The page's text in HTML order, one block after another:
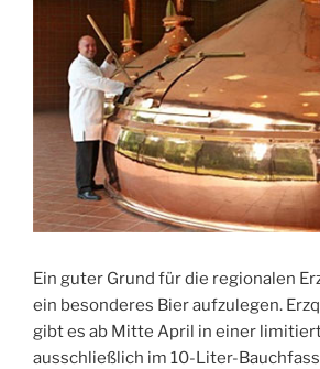
Ein guter Grund für die regionalen
ein besonderes Bier aufzulegen.
gibt es ab Mitte April in einer
ausschließlich im 10-Liter-